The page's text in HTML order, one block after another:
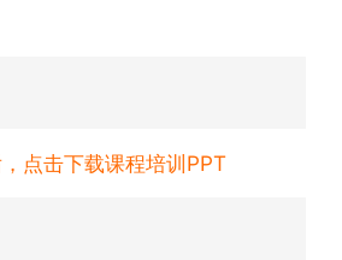
点击下载课程培训PPT